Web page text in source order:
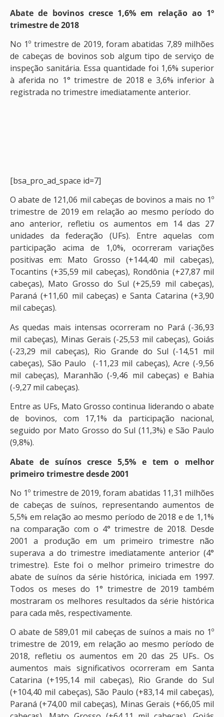
Abate de bovinos cresce 1,6% em relação ao 1º
trimestre de 2018
No 1º trimestre de 2019, foram abatidas 7,89 milhões
de cabeças de bovinos sob algum tipo de serviço de
inspeção sanitária. Essa quantidade foi 1,6% superior
à aferida no 1° trimestre de 2018 e 3,6% inferior à
registrada no trimestre imediatamente anterior.
[bsa_pro_ad_space id=7]
O abate de 121,06 mil cabeças de bovinos a mais no 1º
trimestre de 2019 em relação ao mesmo período do
ano anterior, refletiu os aumentos em 14 das 27
unidades da federação (UFs). Entre aquelas com
participação acima de 1,0%, ocorreram variações
positivas em: Mato Grosso (+144,40 mil cabeças),
Tocantins (+35,59 mil cabeças), Rondônia (+27,87 mil
cabeças), Mato Grosso do Sul (+25,59 mil cabeças),
Paraná (+11,60 mil cabeças) e Santa Catarina (+3,90
mil cabeças).
As quedas mais intensas ocorreram no Pará (-36,93
mil cabeças), Minas Gerais (-25,53 mil cabeças), Goiás
(-23,29 mil cabeças), Rio Grande do Sul (-14,51 mil
cabeças), São Paulo (-11,23 mil cabeças), Acre (-9,56
mil cabeças), Maranhão (-9,46 mil cabeças) e Bahia
(-9,27 mil cabeças).
Entre as UFs, Mato Grosso continua liderando o abate
de bovinos, com 17,1% da participação nacional,
seguido por Mato Grosso do Sul (11,3%) e São Paulo
(9,8%).
Abate de suínos cresce 5,5% e tem o melhor
primeiro trimestre desde 2001
No 1º trimestre de 2019, foram abatidas 11,31 milhões
de cabeças de suínos, representando aumentos de
5,5% em relação ao mesmo período de 2018 e de 1,1%
na comparação com o 4° trimestre de 2018. Desde
2001 a produção em um primeiro trimestre não
superava a do trimestre imediatamente anterior (4°
trimestre). Este foi o melhor primeiro trimestre do
abate de suínos da série histórica, iniciada em 1997.
Todos os meses do 1° trimestre de 2019 também
mostraram os melhores resultados da série histórica
para cada mês, respectivamente.
O abate de 589,01 mil cabeças de suínos a mais no 1º
trimestre de 2019, em relação ao mesmo período de
2018, refletiu os aumentos em 20 das 25 UFs.. Os
aumentos mais significativos ocorreram em Santa
Catarina (+195,14 mil cabeças), Rio Grande do Sul
(+104,40 mil cabeças), São Paulo (+83,14 mil cabeças),
Paraná (+74,00 mil cabeças), Minas Gerais (+66,05 mil